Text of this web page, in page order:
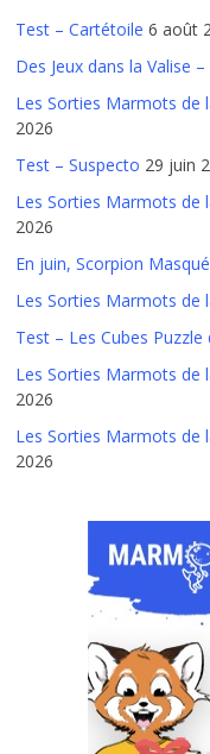
Test – Cartétoile 6 août
Des Jeux dans la Valise
Les Sorties Marmots de
2026
Test – Suspecto 29 juin
Les Sorties Marmots de
2026
En juin, Scorpion
Les Sorties Marmots de
Test – Les Cubes
Les Sorties Marmots de
2026
Les Sorties Marmots de
2026